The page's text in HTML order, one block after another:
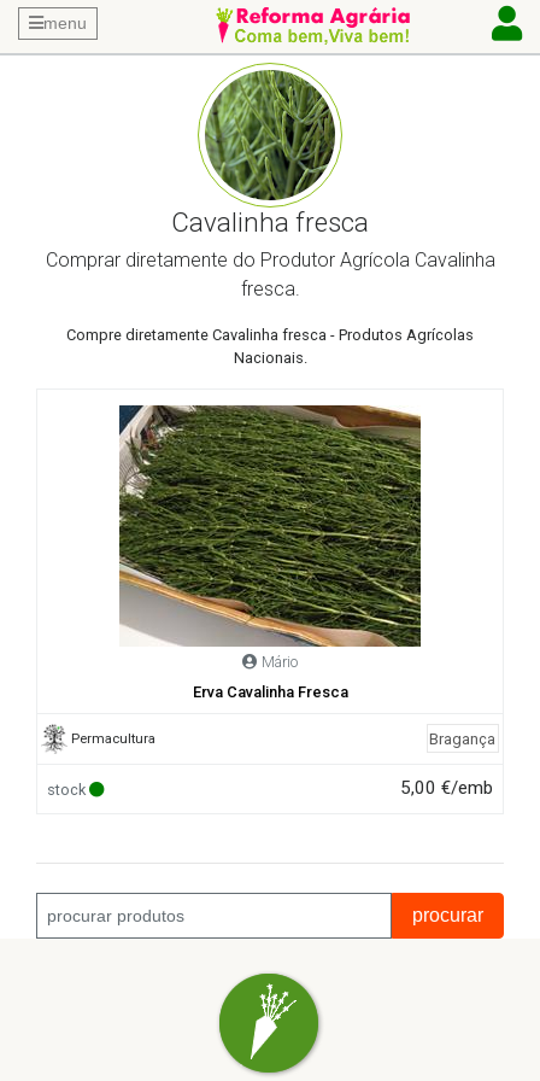
menu
Cavalinha fresca
Comprar diretamente do Produtor Agrícola Cavalinha
fresca.
Compre diretamente Cavalinha fresca - Produtos Agrícolas
Nacionais.
Mário
Erva Cavalinha Fresca
Permacultura Bragança
stock 5,00 €/emb
procurar